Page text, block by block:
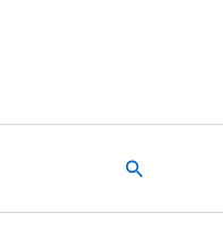
Suchen